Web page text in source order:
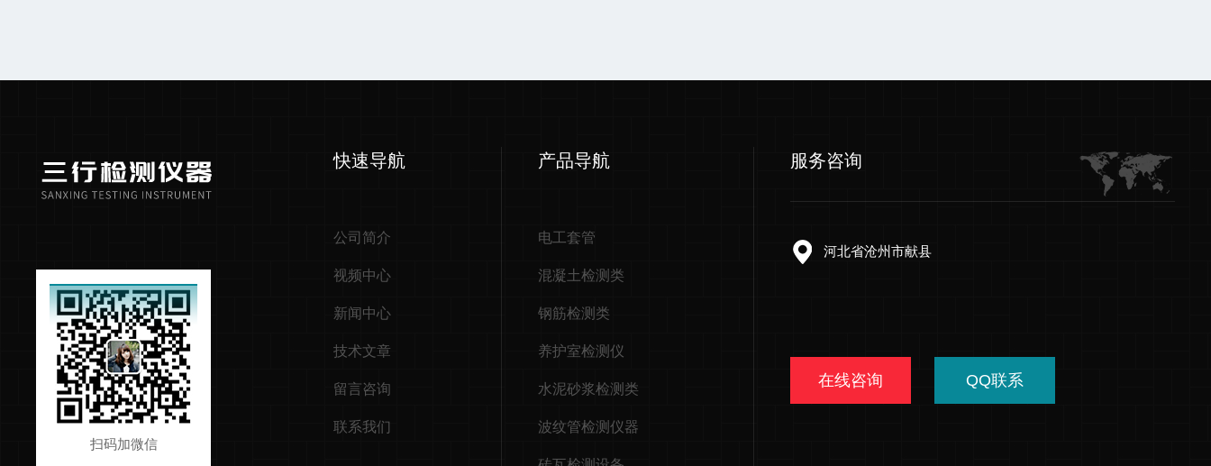
扫码加微信
快速导航
公司简介
视频中心
新闻中心
技术文章
留言咨询
联系我们
产品导航
电工套管
混凝土检测类
钢筋检测类
养护室检测仪
水泥砂浆检测类
波纹管检测仪器
服务咨询
河北省沧州市献县
在线咨询 QQ联系